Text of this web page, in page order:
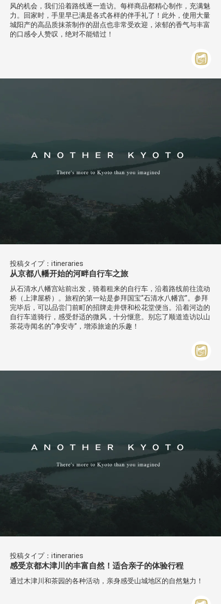
风的机会，我们沿着路线逐一造访。每样商品都精心制作，充满魅
力。回家时，手里早已满是各式各样的伴手礼了！此外，使用大量
城阳产的高品质抹茶制作的甜点也非常受欢迎，浓郁的香气与丰富
的口感令人赞叹，绝对不能错过！
投稿タイプ：itineraries
从京都八幡开始的河畔自行车之旅
从石清水八幡宫站前出发，骑着租来的自行车，沿着路线前往流动
桥（上津屋桥）。旅程的第一站是参拜国宝“石清水八幡宫”。参拜
完毕后，可以品尝门前町的招牌走井饼和松花堂便当。沿着河边的
自行车道骑行，感受舒适的微风，十分惬意。别忘了顺道造访以山
茶花寺闻名的“净安寺”，增添旅途的乐趣！
投稿タイプ：itineraries
感受京都木津川的丰富自然！适合亲子的体验行程
通过木津川和茶园的各种活动，亲身感受山城地区的自然魅力！